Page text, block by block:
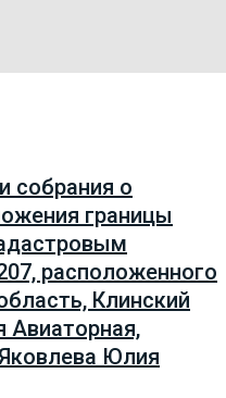
собрания о
границы
расположенного
Клинский
Авиаторная,
Юлия